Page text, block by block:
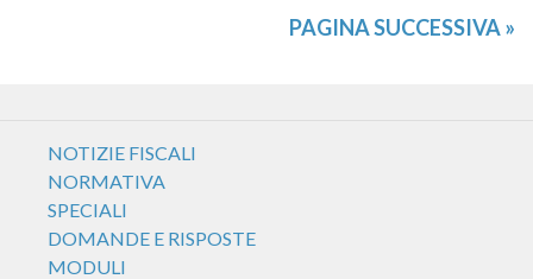
PAGINA SUCCESSIVA »
NOTIZIE FISCALI
NORMATIVA
SPECIALI
DOMANDE E RISPOSTE
MODULI